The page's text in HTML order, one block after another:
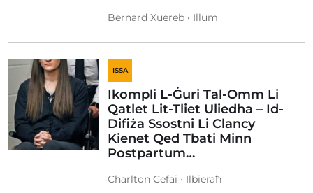
Bernard Xuereb • Illum
ISSA
Ikompli L-Ġuri Tal-Omm Li
Qatlet Lit-Tliet Uliedha – Id-
Difiża Ssostni Li Clancy
Kienet Qed Tbati Minn
Postpartum…
Charlton Cefai • Ilbieraħ